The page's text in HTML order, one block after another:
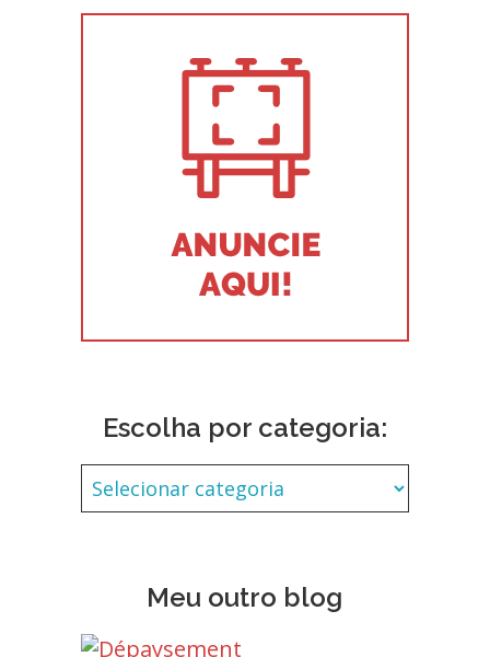
Escolha por categoria:
Meu outro blog